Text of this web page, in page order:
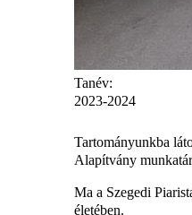
Tanév:
2023-2024
Tartományunkba
Alapítvány
Ma a Szegedi
életében.